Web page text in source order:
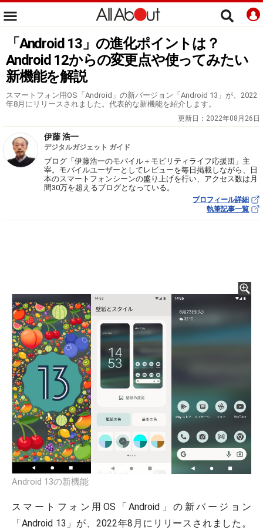
「Android 13」の進化ポイントは？
Android 12からの変更点や使ってみたい
新機能を解説
スマートフォン用OS「Android」の新バージョン「Android 13」が、2022
年8月にリリースされました。代表的な新機能を紹介します。
更新日： 2022年08月26日
伊藤 浩一
デジタルガジェット ガイド
ブログ「伊藤浩一のモバイル＋モビリティライフ応援団」主
宰。モバイルユーザーとしてレビューを毎日掲載しながら、日
本のスマートフォンシーンの盛り上げを行い、アクセス数は月
間30万を超えるブログとなっている。
プロフィール詳細
執筆記事一覧
Android 13の新機能
スマートフォン用OS「Android」の新バージョン
「Android 13」が、2022年8月にリリースされました。